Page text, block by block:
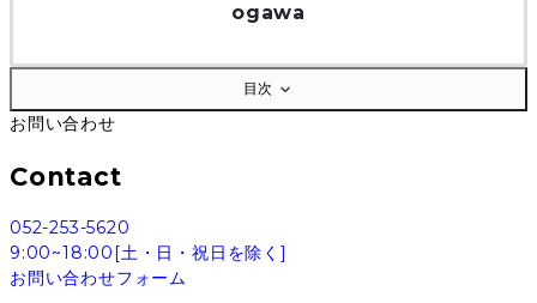
ogawa
目次
お問い合わせ
Contact
052-253-5620
9:00~18:00[土・日・祝日を除く]
お問い合わせフォーム